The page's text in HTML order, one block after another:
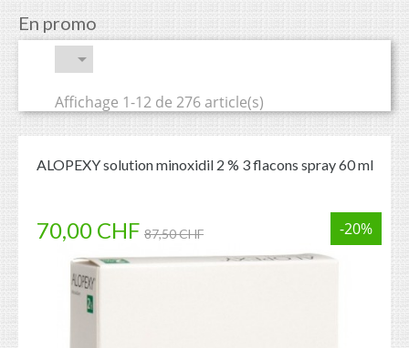
En promo

Affichage 1-12 de 276 article(s)
ALOPEXY solution minoxidil 2 % 3 flacons spray 60 ml
70,00 CHF 87,50 CHF -20%